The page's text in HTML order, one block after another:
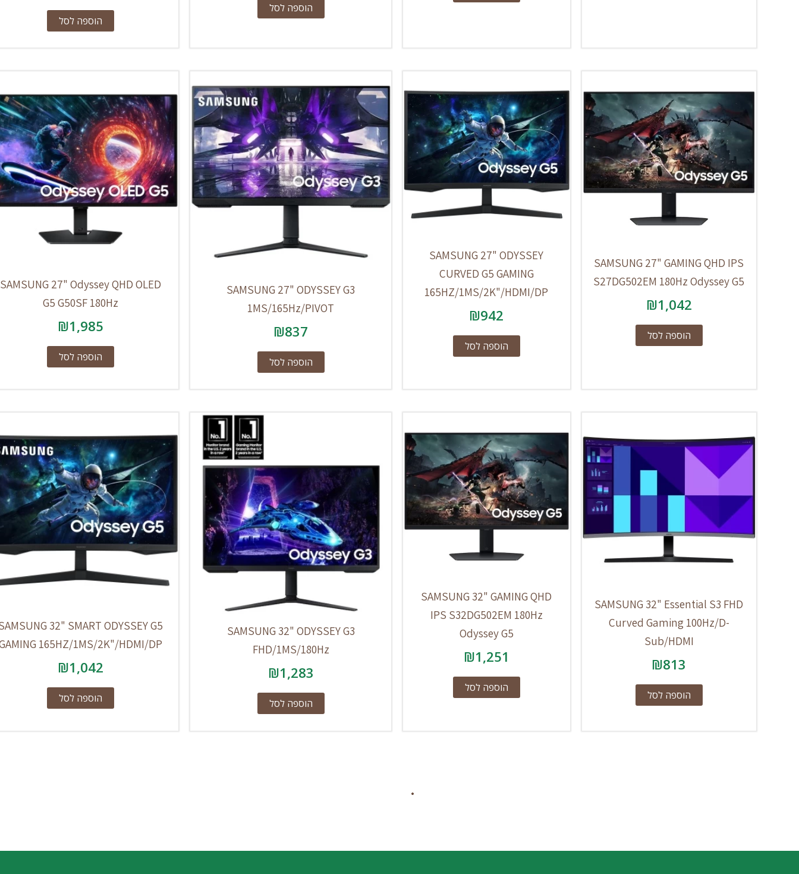
הוספה לסל
הוספה לסל
SAMSUNG 27" GAMING QHD IPS
S27DG502EM 180Hz Odyssey G5
₪1,042
הוספה לסל
SAMSUNG 27" ODYSSEY
CURVED G5 GAMING
165HZ/1MS/2K"/HDMI/DP
₪942
הוספה לסל
SAMSUNG 27" ODYSSEY G3
1MS/165Hz/PIVOT
₪837
הוספה לסל
SAMSUNG 27" Odyssey QHD OLED
G5 G50SF 180Hz
₪1,985
הוספה לסל
SAMSUNG 32" Essential S3 FHD
Curved Gaming 100Hz/D-
Sub/HDMI
₪813
הוספה לסל
SAMSUNG 32" GAMING QHD
IPS S32DG502EM 180Hz
Odyssey G5
₪1,251
הוספה לסל
SAMSUNG 32" ODYSSEY G3
FHD/1MS/180Hz
₪1,283
הוספה לסל
32" SMART ODYSSEY G5
165HZ/1MS/2K"/HDMI/DP
₪1,042
הוספה לסל